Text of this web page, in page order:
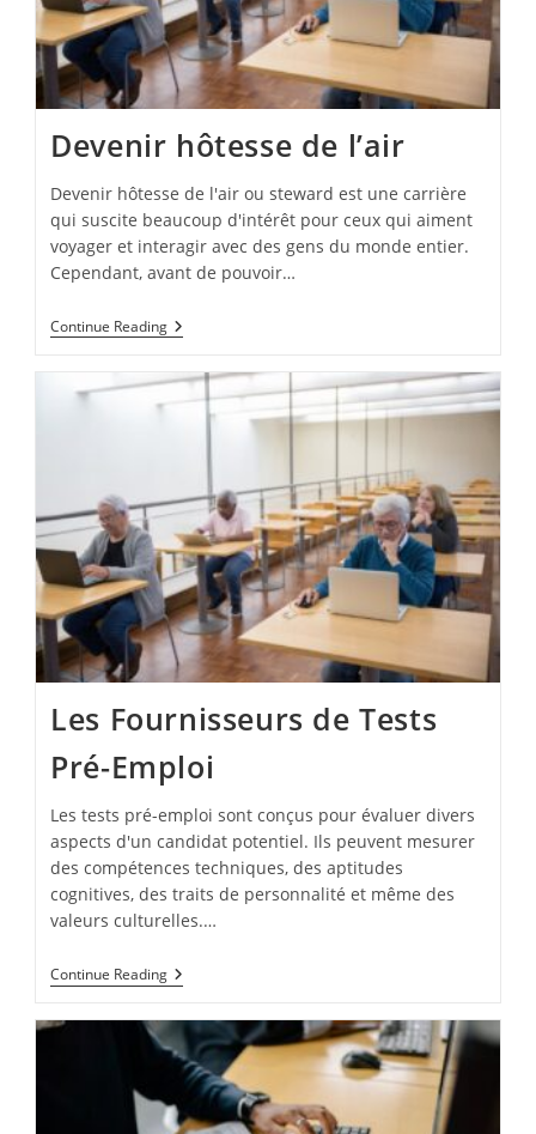
Devenir hôtesse de l’air
Devenir hôtesse de l'air ou steward est une carrière
qui suscite beaucoup d'intérêt pour ceux qui aiment
voyager et interagir avec des gens du monde entier.
Cependant, avant de pouvoir…
Continue ReadingDevenir
Hôtesse
L’air
Les Fournisseurs de Tests
Pré-Emploi
Les tests pré-emploi sont conçus pour évaluer divers
aspects d'un candidat potentiel. Ils peuvent mesurer
des compétences techniques, des aptitudes
cognitives, des traits de personnalité et même des
valeurs culturelles.…
Continue ReadingLes
Fournisseurs
Tests
Pré-
Emploi